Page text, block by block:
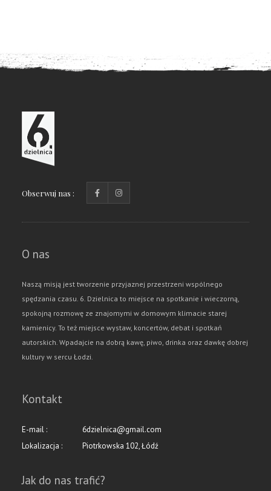
Obserwuj nas :
O nas
Naszą misją jest tworzenie przyjaznej przestrzeni wspólnego
spędzania czasu. 6. Dzielnica to miejsce na spotkanie i wieczorną,
spokojną rozmowę ze znajomymi w domowym klimacie starej
kamienicy. To też miejsce wystaw, koncertów, debat i spotkań
autorskich. Wpadajcie na dobrą kawę, piwo, drinka oraz dawkę dobrej
kultury w sercu Łodzi.
Kontakt
E-mail :
6dzielnica@gmail.com
Lokalizacja :
Piotrkowska 102, Łódź
Jak do nas trafić?